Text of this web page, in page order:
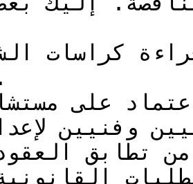
وفنيين